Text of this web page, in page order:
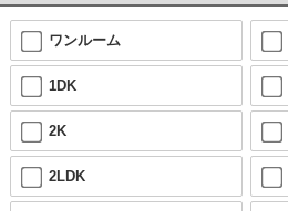
ワンルーム
1DK
2K
2LDK